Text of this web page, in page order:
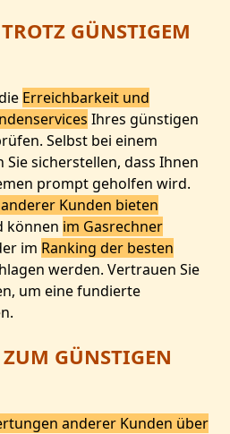
GÜNSTIGEM
Erreichbarkeit und
Ihres günstigen
Selbst bei einem
sicherstellen, dass Ihnen
prompt geholfen wird.
Kunden bieten
können im Gasrechner
im Ranking der besten
werden. Vertrauen Sie
um eine fundierte
GÜNSTIGEN
anderer Kunden über